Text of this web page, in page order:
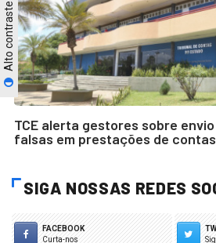
Alto contraste
TCE alerta gestores sobre
falsas em prestações de contas
SIGA NOSSAS REDES
FACEBOOK
Curta-nos